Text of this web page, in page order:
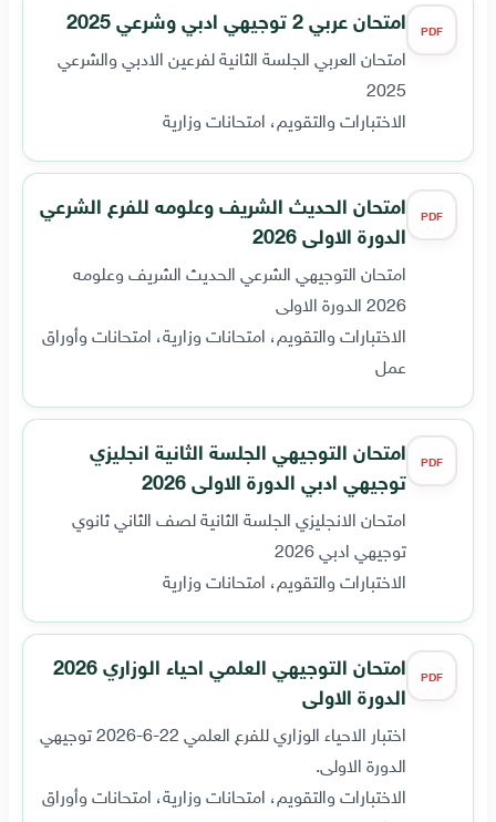
PDF امتحان عربي 2 توجيهي ادبي وشرعي 2025
امتحان العربي الجلسة الثانية لفرعين الادبي والشرعي
2025
الاختبارات والتقويم، امتحانات وزارية
PDF
امتحان الحديث الشريف وعلومه للفرع الشرعي
الدورة الاولى 2026
امتحان التوجيهي الشرعي الحديث الشريف وعلومه
2026 الدورة الاولى
الاختبارات والتقويم، امتحانات وزارية، امتحانات وأوراق
عمل
PDF
امتحان التوجيهي الجلسة الثانية انجليزي
توجيهي ادبي الدورة الاولى 2026
امتحان الانجليزي الجلسة الثانية لصف الثاني ثانوي
توجيهي ادبي 2026
الاختبارات والتقويم، امتحانات وزارية
PDF
امتحان التوجيهي العلمي احياء الوزاري 2026
الدورة الاولى
اختبار الاحياء الوزاري للفرع العلمي 22-6-2026 توجيهي
الدورة الاولى.
الاختبارات والتقويم، امتحانات وزارية، امتحانات وأوراق